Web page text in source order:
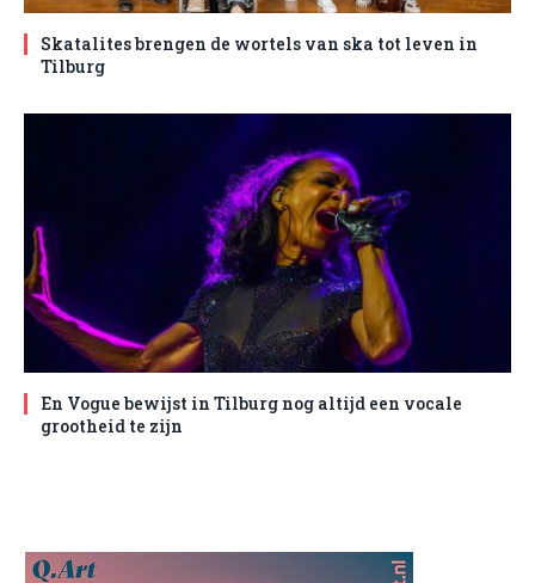
Skatalites brengen de wortels van ska tot leven in
Tilburg
En Vogue bewijst in Tilburg nog altijd een vocale
grootheid te zijn